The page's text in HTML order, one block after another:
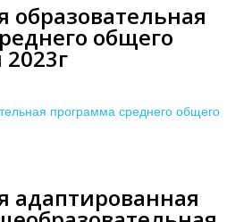
образовательная
общего
программа среднего общего
адаптированная